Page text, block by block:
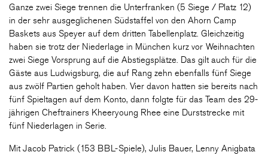
Ganze zwei Siege trennen die Unterfranken (5 Siege / Platz 12)
in der sehr ausgeglichenen Südstaffel von den Ahorn Camp
Baskets aus Speyer auf dem dritten Tabellenplatz. Gleichzeitig
haben sie trotz der Niederlage in München kurz vor Weihnachten
zwei Siege Vorsprung auf die Abstiegsplätze. Das gilt auch für die
Gäste aus Ludwigsburg, die auf Rang zehn ebenfalls fünf Siege
aus zwölf Partien geholt haben. Vier davon hatten sie bereits nach
fünf Spieltagen auf dem Konto, dann folgte für das Team des 29-
jährigen Cheftrainers Kheeryoung Rhee eine Durststrecke mit
fünf Niederlagen in Serie.
Mit Jacob Patrick (153 BBL-Spiele), Julis Bauer, Lenny Anigbata